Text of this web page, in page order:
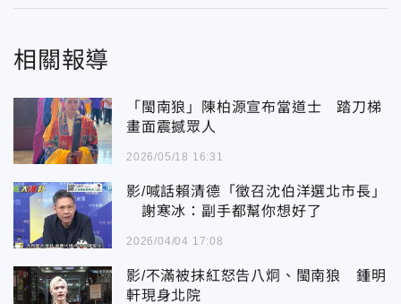
相關報導
「閩南狼」陳柏源宣布當道士 踏刀梯
畫面震撼眾人
2026/05/18 16:31
影/喊話賴清德「徵召沈伯洋選北市長」
謝寒冰：副手都幫你想好了
2026/04/04 17:08
影/不滿被抹紅怒告八炯、閩南狼 鍾明
軒現身北院